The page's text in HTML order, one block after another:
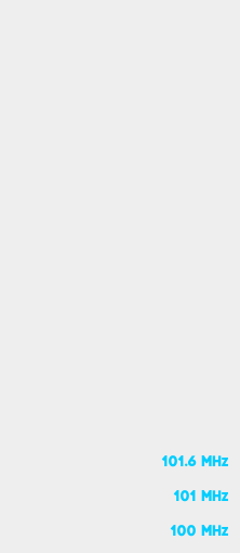
101.6 MHz
101 MHz
100 MHz